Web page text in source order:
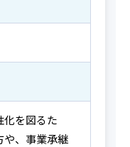
化を図るた
や、事業承継